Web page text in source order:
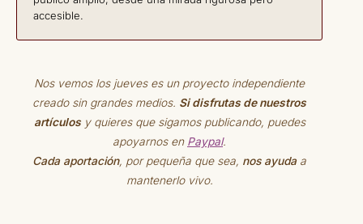
accesible.
Nos vemos los jueves es un proyecto independiente
creado sin grandes medios. Si disfrutas de nuestros
artículosy quieres que sigamos publicando, puedes
apoyarnos en Paypal.
Cada aportación, por pequeña que sea, nos ayudaa
mantenerlo vivo.